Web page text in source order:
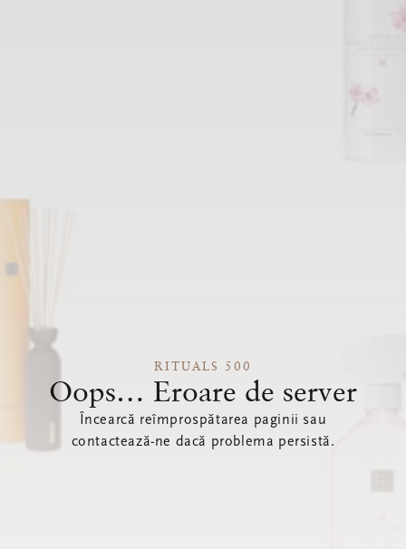
RITUALS 500
Oops… Eroare de server
Încearcă reîmprospătarea paginii sau
contactează-ne dacă problema persistă.